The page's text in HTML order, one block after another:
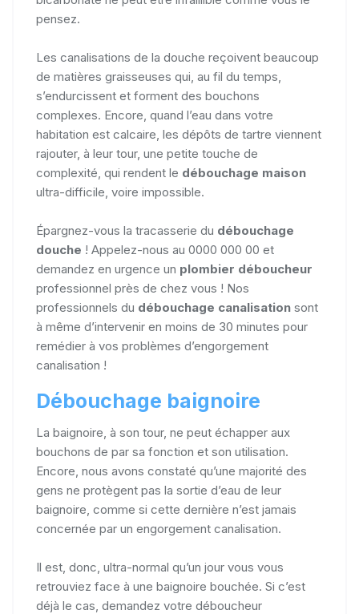
pensez.
Les canalisations de la douche reçoivent beaucoup
de matières graisseuses qui, au fil du temps,
s’endurcissent et forment des bouchons
complexes. Encore, quand l’eau dans votre
habitation est calcaire, les dépôts de tartre viennent
rajouter, à leur tour, une petite touche de
complexité, qui rendent le débouchage maison
ultra-difficile, voire impossible.
Épargnez-vous la tracasserie du débouchage
douche ! Appelez-nous au 0000 000 00 et
demandez en urgence un plombier déboucheur
professionnel près de chez vous ! Nos
professionnels du débouchage canalisation sont
à même d’intervenir en moins de 30 minutes pour
remédier à vos problèmes d’engorgement
canalisation !
Débouchage baignoire
La baignoire, à son tour, ne peut échapper aux
bouchons de par sa fonction et son utilisation.
Encore, nous avons constaté qu’une majorité des
gens ne protègent pas la sortie d’eau de leur
baignoire, comme si cette dernière n’est jamais
concernée par un engorgement canalisation.
Il est, donc, ultra-normal qu’un jour vous vous
retrouviez face à une baignoire bouchée. Si c’est
déjà le cas, demandez votre déboucheur